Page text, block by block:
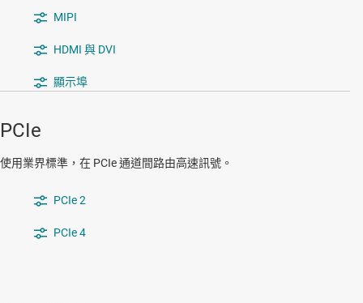
MIPI
HDMI 與 DVI
顯示埠
PCIe
使用業界標準，在 PCIe 通道間路由高速訊號。
PCIe 2
PCIe 4